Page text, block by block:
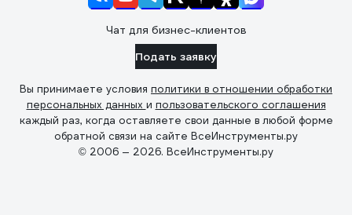
Чат для бизнес-клиентов
Подать заявку
Вы принимаете условия политики в отношении обработки
персональных данных и пользовательского соглашения
каждый раз, когда оставляете свои данные в любой форме
обратной связи на сайте ВсеИнструменты.ру
© 2006 — 2026. ВсеИнструменты.ру